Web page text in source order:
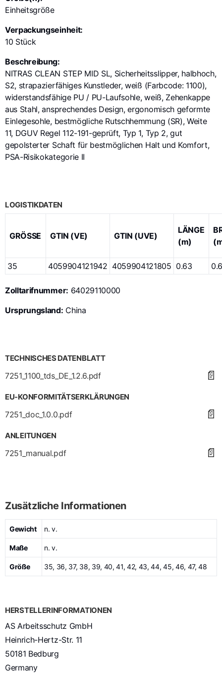
Einheitsgröße
Verpackungseinheit:
10 Stück
Beschreibung:
NITRAS CLEAN STEP MID SL, Sicherheitsslipper, halbhoch,
S2, strapazierfähiges Kunstleder, weiß (Farbcode: 1100),
widerstandsfähige PU / PU-Laufsohle, weiß, Zehenkappe
aus Stahl, ansprechendes Design, ergonomisch geformte
Einlegesohle, bestmögliche Rutschhemmung (SR), Weite
11, DGUV Regel 112-191-geprüft, Typ 1, Typ 2, gut
gepolsterter Schaft für bestmöglichen Halt und Komfort,
PSA-Risikokategorie II
LOGISTIKDATEN
GRÖSSE GTIN (VE) GTIN (UVE)
LÄNGE
(m)
35 4059904121942 4059904121805 0.63
Zolltarifnummer: 64029110000
Ursprungsland: China
TECHNISCHES DATENBLATT
7251_1100_tds_DE_1.2.6.pdf 📄
EU-KONFORMITÄTSERKLÄRUNGEN
7251_doc_1.0.0.pdf 📄
ANLEITUNGEN
7251_manual.pdf 📄
Zusätzliche Informationen
Gewicht n. v.
Maße n. v.
Größe 35, 36, 37, 38, 39, 40, 41, 42, 43, 44, 45, 46, 47, 48
HERSTELLERINFORMATIONEN
AS Arbeitsschutz GmbH
Heinrich-Hertz-Str. 11
50181 Bedburg
Germany